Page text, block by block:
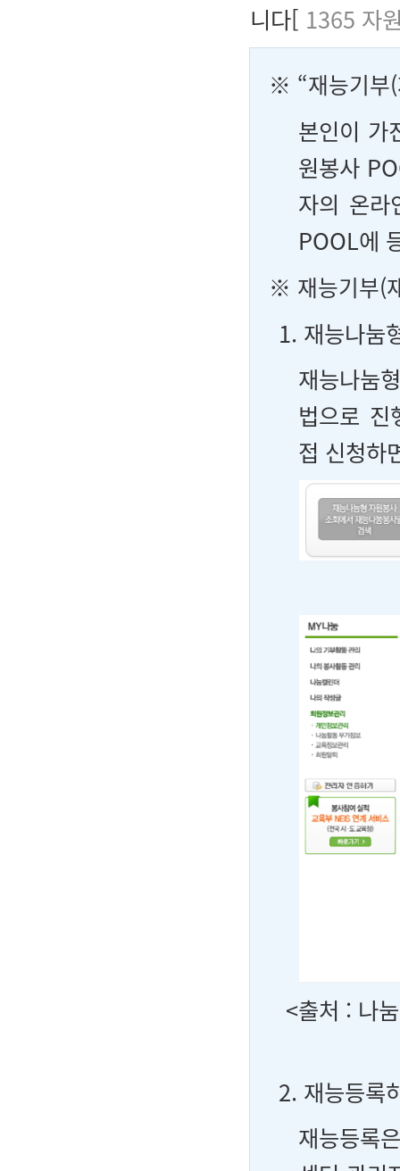
니다[ 1365 자
※ “재능기부
본인이 가
원봉사
자의 온
POOL에
※ 재능기부(
1. 재능나눔
재능나눔
법으로 진
접 신청하
<출처 : 나
2. 재능등록
재능등록